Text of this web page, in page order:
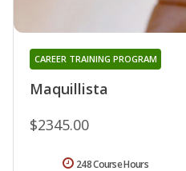
Maquillista
CAREER TRAINING PROGRAM
$2345.00
248 Course Hours